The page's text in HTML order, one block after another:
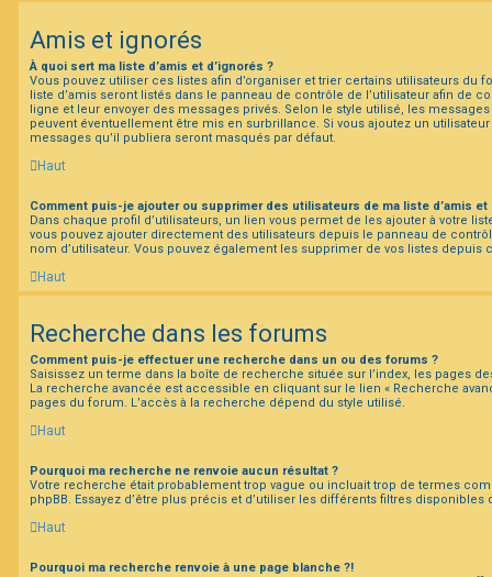
Amis et ignorés
À quoi sert ma liste d’amis et d’ignorés ?
Vous pouvez utiliser ces listes afin d’organiser et trier certains utilisateurs du
liste d’amis seront listés dans le panneau de contrôle de l’utilisateur afin de
ligne et leur envoyer des messages privés. Selon le style utilisé, les
peuvent éventuellement être mis en surbrillance. Si vous ajoutez un
messages qu’il publiera seront masqués par défaut.
Haut
Comment puis-je ajouter ou supprimer des utilisateurs de ma liste d’amis et
Dans chaque profil d’utilisateurs, un lien vous permet de les ajouter à votre
vous pouvez ajouter directement des utilisateurs depuis le panneau de
nom d’utilisateur. Vous pouvez également les supprimer de vos listes depuis
Haut
Recherche dans les forums
Comment puis-je effectuer une recherche dans un ou des forums ?
Saisissez un terme dans la boîte de recherche située sur l’index, les pages
La recherche avancée est accessible en cliquant sur le lien « Recherche
pages du forum. L’accès à la recherche dépend du style utilisé.
Haut
Pourquoi ma recherche ne renvoie aucun résultat ?
Votre recherche était probablement trop vague ou incluait trop de termes
phpBB. Essayez d’être plus précis et d’utiliser les différents filtres
Haut
Pourquoi ma recherche renvoie à une page blanche ?!